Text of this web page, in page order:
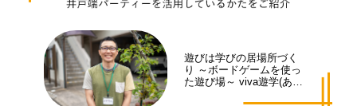
遊びは学びの居場所づく
り ～ボードゲームを使っ
た遊び場～ viva遊学(あそ